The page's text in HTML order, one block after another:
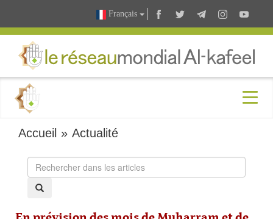
Français
Accueil »Actualité